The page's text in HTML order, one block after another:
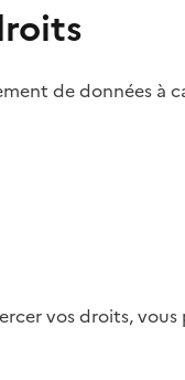
de données à
vos droits,